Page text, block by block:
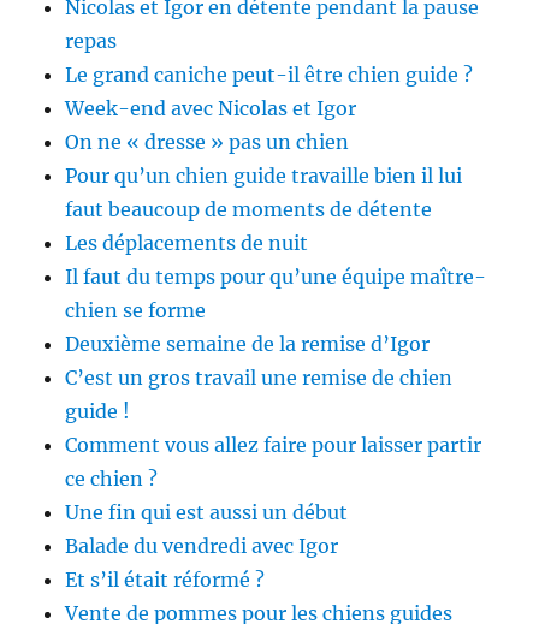
Nicolas et Igor en détente pendant la pause
repas
Le grand caniche peut-il être chien guide ?
Week-end avec Nicolas et Igor
On ne « dresse » pas un chien
Pour qu’un chien guide travaille bien il lui
faut beaucoup de moments de détente
Les déplacements de nuit
Il faut du temps pour qu’une équipe maître-
chien se forme
Deuxième semaine de la remise d’Igor
C’est un gros travail une remise de chien
guide !
Comment vous allez faire pour laisser partir
ce chien ?
Une fin qui est aussi un début
Balade du vendredi avec Igor
Et s’il était réformé ?
Vente de pommes pour les chiens guides